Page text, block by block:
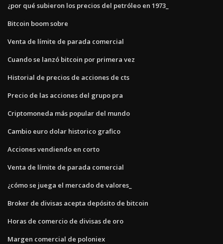
¿por qué subieron los precios del petróleo en 1973_
Bitcoin boom sobre
Venta de límite de parada comercial
Cuando se lanzó bitcoin por primera vez
Historial de precios de acciones de cts
Precio de las acciones del grupo pra
Criptomoneda más popular del mundo
Cambio euro dolar historico grafico
Acciones vendiendo en corto
Venta de límite de parada comercial
¿cómo se juega el mercado de valores_
Broker de divisas acepta depósito de bitcoin
Horas de comercio de divisas de oro
Margen comercial de poloniex